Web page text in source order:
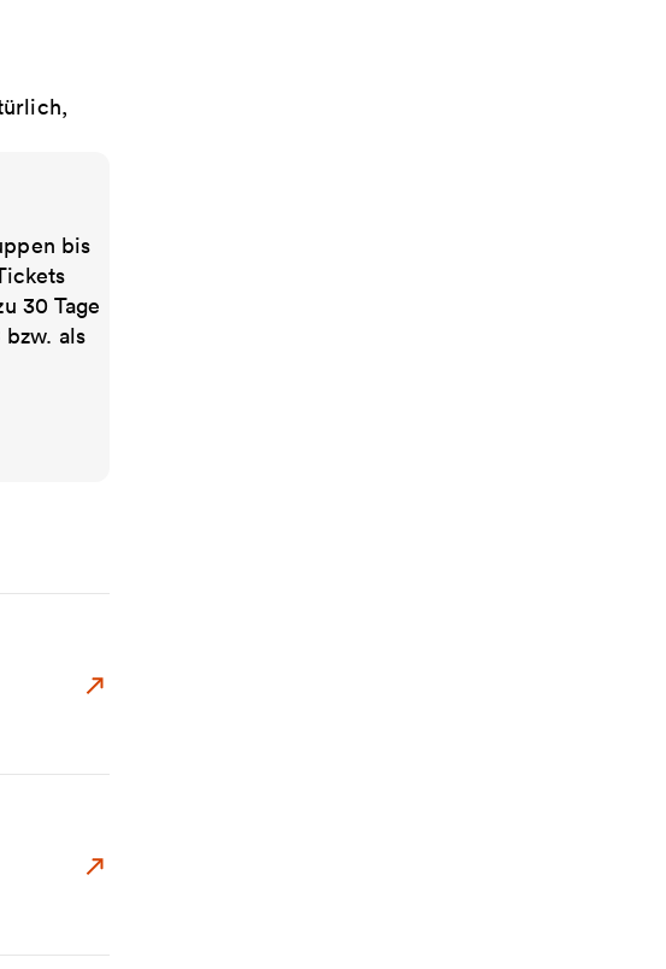
bis
30 Tage
als
Zum Event: Orchestral Manoeuvres in the Dark
Zum Event: Orchestral Manoeuvres in the Dark